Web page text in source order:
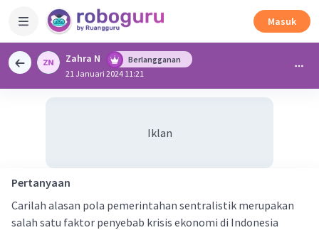
Masuk
Zahra N
Berlangganan
21 Januari 2024 11:21
Iklan
Pertanyaan
Carilah alasan pola pemerintahan sentralistik merupakan
salah satu faktor penyebab krisis ekonomi di Indonesia